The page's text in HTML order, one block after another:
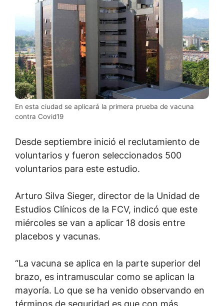
En esta ciudad se aplicará la primera prueba de vacuna
contra Covid19
Desde septiembre inició el reclutamiento de
voluntarios y fueron seleccionados 500
voluntarios para este estudio.
​Arturo Silva Sieger, director de la Unidad de
Estudios Clínicos de la FCV, indicó que este
miércoles se van a aplicar 18 dosis entre
placebos y vacunas.
“La vacuna se aplica en la parte superior del
brazo, es intramuscular como se aplican la
mayoría. Lo que se ha venido observando en